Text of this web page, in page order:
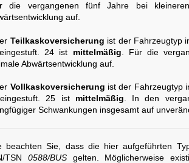
die vergangenen fünf Jahre bei
auf.
Teilkaskoversicherung ist der Fahrzeugtyp
24 ist mittelmäßig . Für die
Abwärtsentwicklung auf.
Vollkaskoversicherung ist der Fahrzeugtyp
25 ist mittelmäßig. In den
Schwankungen insgesamt auf
beachten Sie, dass die hier aufgeführten
TSN 0588/BUSgelten. Möglicherweise